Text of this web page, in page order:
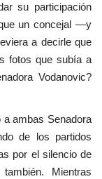
su participación
un concejal —y
a decirle que
fotos que subía a
Vodanovic?
ambas Senadora
de los partidos
por el silencio de
Mientras